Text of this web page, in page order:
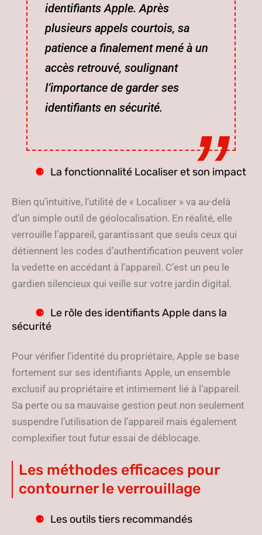
identifiants Apple. Après
plusieurs appels courtois, sa
patience a finalement mené à un
accès retrouvé, soulignant
l’importance de garder ses
identifiants en sécurité.
La fonctionnalité Localiser et son impact
Bien qu’intuitive, l’utilité de « Localiser » va au-delà
d’un simple outil de géolocalisation. En réalité, elle
verrouille l’appareil, garantissant que seuls ceux qui
détiennent les codes d’authentification peuvent voler
la vedette en accédant à l’appareil. C’est un peu le
gardien silencieux qui veille sur votre jardin digital.
Le rôle des identifiants Apple dans la
sécurité
Pour vérifier l’identité du propriétaire, Apple se base
fortement sur ses identifiants Apple, un ensemble
exclusif au propriétaire et intimement lié à l’appareil.
Sa perte ou sa mauvaise gestion peut non seulement
suspendre l’utilisation de l’appareil mais également
complexifier tout futur essai de déblocage.
Les méthodes efficaces pour
contourner le verrouillage
Les outils tiers recommandés